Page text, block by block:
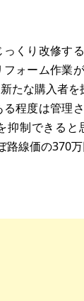
くり改修す
ォーム作業
たな購入者
程度は管理
抑制できる
線価の370万